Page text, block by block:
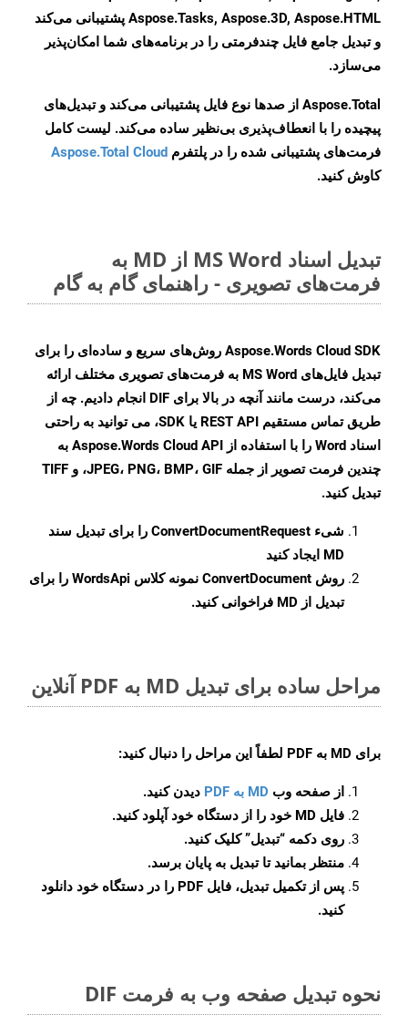
Aspose.Tasks, Aspose.3D, Aspose.HTML پشتیبانی می‌کند
و تبدیل جامع فایل چندفرمتی را در برنامه‌های شما امکان‌پذیر
می‌سازد.
Aspose.Total از صدها نوع فایل پشتیبانی می‌کند و تبدیل‌های
پیچیده را با انعطاف‌پذیری بی‌نظیر ساده می‌کند. لیست کامل
فرمت‌های پشتیبانی شده را در پلتفرم Aspose.Total Cloud
کاوش کنید.
تبدیل اسناد MS Word از MD به
فرمت‌های تصویری - راهنمای گام به گام
Aspose.Words Cloud SDK روش‌های سریع و ساده‌ای را برای
تبدیل فایل‌های MS Word به فرمت‌های تصویری مختلف ارائه
می‌کند، درست مانند آنچه در بالا برای DIF انجام دادیم. چه از
طریق تماس مستقیم REST API یا SDK، می توانید به راحتی
اسناد Word را با استفاده از Aspose.Words Cloud API به
چندین فرمت تصویر از جمله JPEG، PNG، BMP، GIF، و TIFF
تبدیل کنید.
شیء ConvertDocumentRequest را برای تبدیل سند
MD ایجاد کنید
روش ConvertDocument
نمونه کلاس WordsApi را برای
تبدیل از MD فراخوانی کنید.
مراحل ساده برای تبدیل MD به PDF آنلاین
برای MD به PDF لطفاً این مراحل را دنبال کنید:
از صفحه وب MD به PDF
دیدن کنید.
فایل MD خود را از دستگاه خود آپلود کنید.
روی دکمه “تبدیل”کلیک کنید.
منتظر بمانید تا تبدیل به پایان برسد.
پس از تکمیل تبدیل، فایل PDF را در دستگاه خود دانلود
کنید.
نحوه تبدیل صفحه وب به فرمت DIF